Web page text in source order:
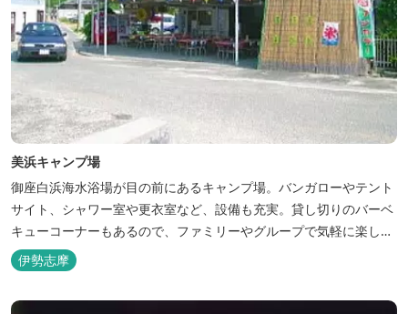
美浜キャンプ場
御座白浜海水浴場が目の前にあるキャンプ場。バンガローやテント
サイト、シャワー室や更衣室など、設備も充実。貸し切りのバーベ
キューコーナーもあるので、ファミリーやグループで気軽に楽しむ
ことができます。
伊勢志摩